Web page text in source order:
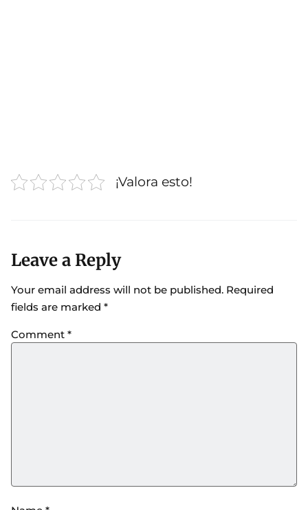
¡Valora esto!
Leave a Reply
Your email address will not be published. Required
fields are marked *
Comment *